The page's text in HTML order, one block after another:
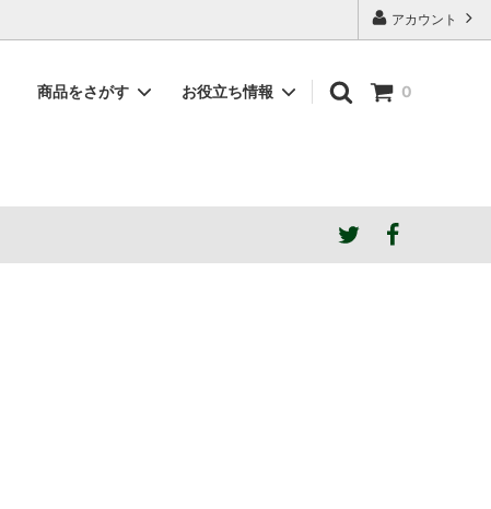
アカウント
0
商品をさがす
蔵出しアウトレット
お役立ち情報
ご希望の張地色がSOLD OUTの場合